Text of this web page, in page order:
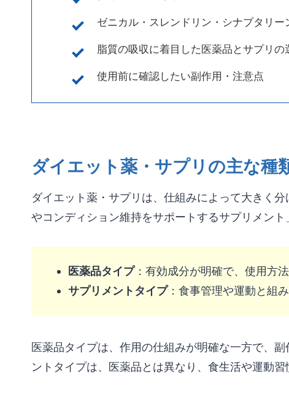
ゼニカル・スレンドリン・シナプタリー
脂質の吸収に着目した医薬品とサプリの
使用前に確認したい副作用・注意点
ダイエット薬・サプリの主な種
ダイエット薬・サプリは、仕組みによって大きく
やコンディション維持をサポートするサプリメント
医薬品タイプ：有効成分が明確で、使用方
サプリメントタイプ：食事管理や運動と組
医薬品タイプは、作用の仕組みが明確な一方で、
ントタイプは、医薬品とは異なり、食生活や運動